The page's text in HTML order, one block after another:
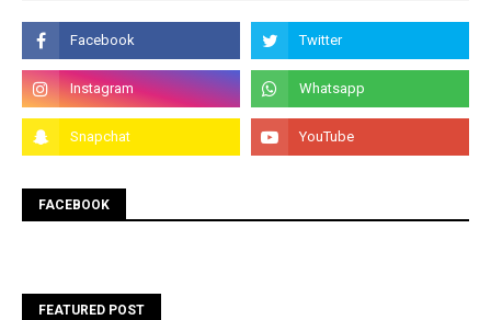
FACEBOOK
FEATURED POST